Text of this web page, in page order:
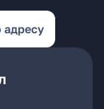
адресу